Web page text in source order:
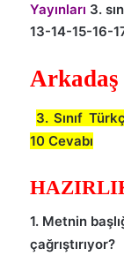
Yayınları 3.
13-14-15-16-
Arkadaş
3. Sınıf
10 Cevabı
1. Metnin
çağrıştırıyor?